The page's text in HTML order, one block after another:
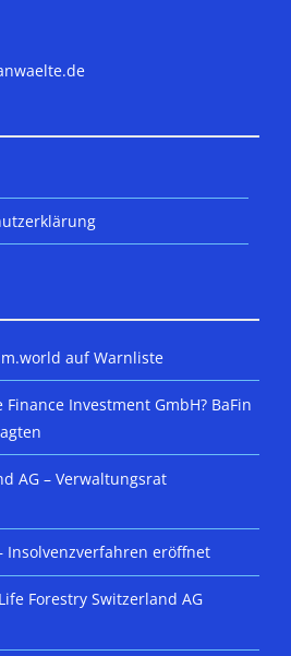
auf Warnliste
Investment GmbH? BaFin
AG – Verwaltungsrat
Insolvenzverfahren eröffnet
Forestry Switzerland AG